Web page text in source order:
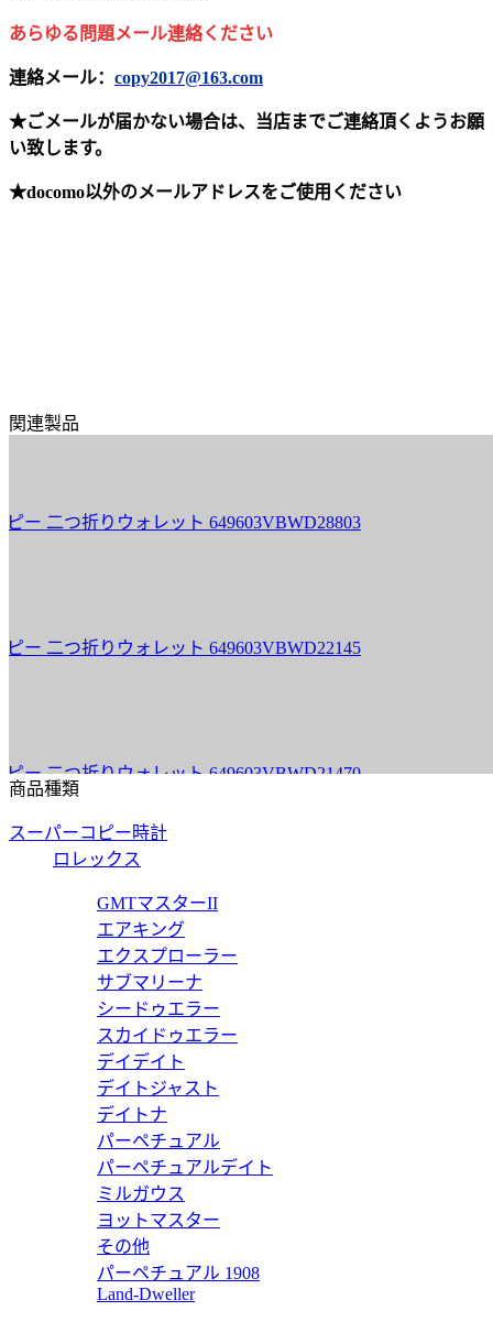
あらゆる問題メール連絡ください
連絡メール： copy2017@163.com
★ごメールが届かない場合は、当店までご連絡頂くようお願
い致します。
★docomo以外のメールアドレスをご使用ください
関連製品
つ折りウォレット 649603VBWD28803
つ折りウォレット 649603VBWD22145
つ折りウォレット 649603VBWD21470
つ折りウォレット 649603VBWD23135
つ折りウォレット 649603VBWD21511
インパース付き二つ折りウォレット 649605VBWD21470
インパース付き二つ折りウォレット 649605VBWD28803
ボ
商品種類
スーパーコピー時計
ロレックス
GMTマスターII
エアキング
エクスプローラー
サブマリーナ
シードゥエラー
スカイドゥエラー
デイデイト
デイトジャスト
デイトナ
パーペチュアル
パーペチュアルデイト
ミルガウス
ヨットマスター
その他
パーペチュアル 1908
Land-Dweller